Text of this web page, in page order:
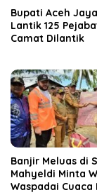
Bupati Aceh
Lantik 125
Camat Dilantik
Banjir Meluas di
Mahyeldi Minta
Waspadai Cuaca